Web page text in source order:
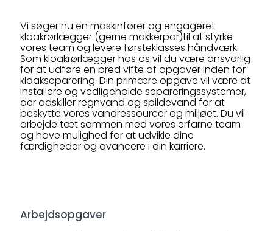
Vi søger nu en maskinfører og engageret
kloakrørlægger (gerne makkerpar)til at styrke
vores team og levere førsteklasses håndværk.
Som kloakrørlægger hos os vil du være ansvarlig
for at udføre en bred vifte af opgaver inden for
kloakseparering. Din primære opgave vil være at
installere og vedligeholde separeringssystemer,
der adskiller regnvand og spildevand for at
beskytte vores vandressourcer og miljøet. Du vil
arbejde tæt sammen med vores erfarne team
og have mulighed for at udvikle dine
færdigheder og avancere i din karriere.
Arbejdsopgaver